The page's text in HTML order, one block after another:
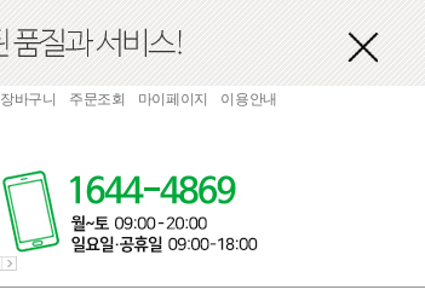
장바구니 주문조회 마이페이지 이용안내